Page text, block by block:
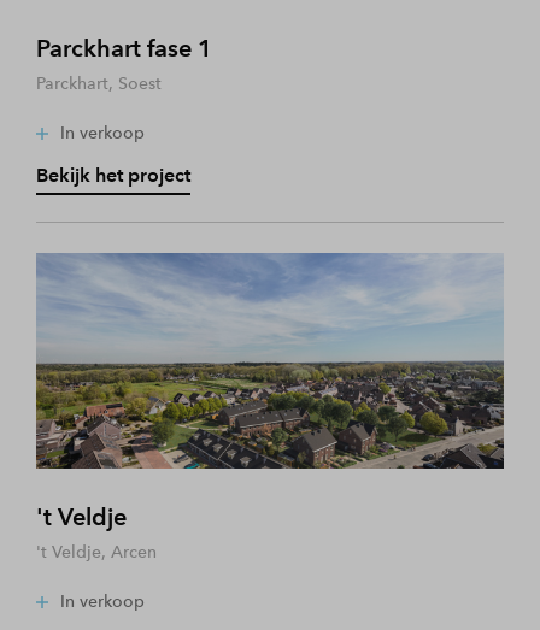
Parckhart fase 1
Parckhart, Soest
In verkoop
Bekijk het project
't Veldje
't Veldje, Arcen
In verkoop